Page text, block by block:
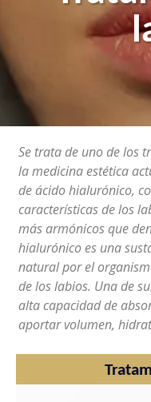
Se trata de uno de los
la medicina estética
de ácido hialurónico,
características de los
más armónicos que
hialurónico es una
natural por el
de los labios. Una de
alta capacidad de
aportar volumen,